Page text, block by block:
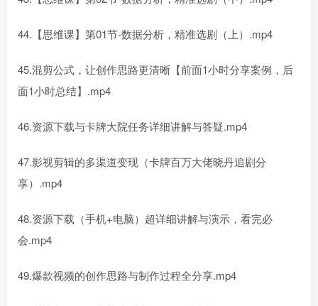
44.【思维课】第01节-数据分析，精准选剧（上）.mp4
45.混剪公式，让创作思路更清晰【前面1小时分享案例，后
面1小时总结】.mp4
46.资源下载与卡牌大院任务详细讲解与答疑.mp4
47.影视剪辑的多渠道变现（卡牌百万大佬晓丹追剧分
享）.mp4
48.资源下载（手机+电脑）超详细讲解与演示，看完必
会.mp4
49.爆款视频的创作思路与制作过程全分享.mp4